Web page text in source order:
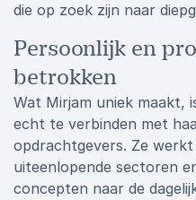
die op zoek zijn naar
Persoonlijk en
betrokken
Wat Mirjam uniek maakt,
echt te verbinden met
opdrachtgevers. Ze
uiteenlopende sectoren
concepten naar de